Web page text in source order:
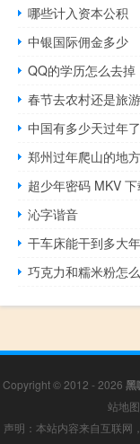
哪些计入资本公积
中银国际佣金多少
QQ的学历怎么去掉
春节去农村还是旅游
中国有多少天过年了
郑州过年爬山的地
超少年密码 MKV
沁字谐音
干车床能干到多大
巧克力和糯米粉怎
Copyright © 2012 - 2026 黑
站地图
声明：本站内容来自互联网